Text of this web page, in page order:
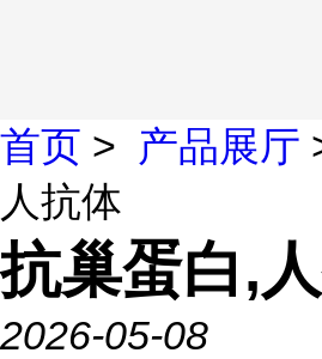
首页 > 产品展厅
人抗体
抗巢蛋白,
2026-05-08